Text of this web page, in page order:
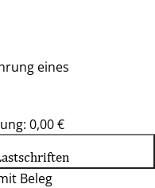
eines
0,00 €
Beleg